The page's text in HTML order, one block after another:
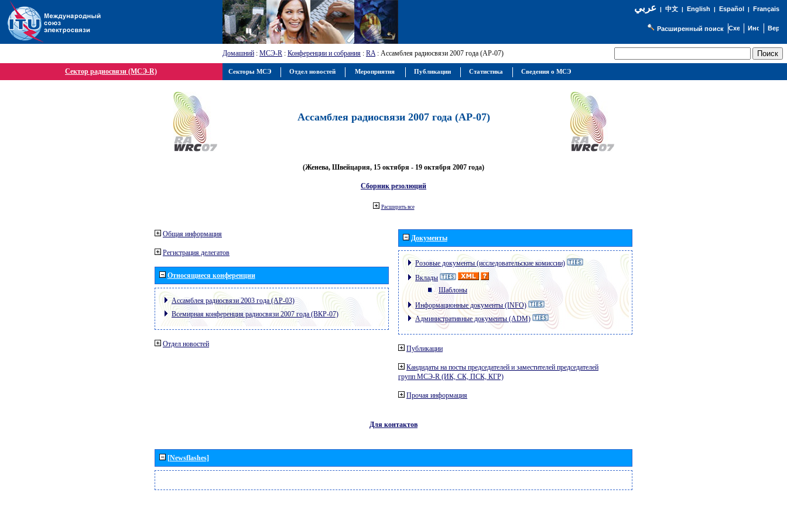
عربي| 中文| English | Español | Français
Расширенный поиск
Домашний : МСЭ-R : Конференции и собрания : RA: Ассамблея радиосвязи 2007 года (АР-07)
Сектор радиосвязи (МСЭ-R)
Ассамблея радиосвязи 2007 года (АР-07)
(Женева, Швейцария, 15 октября - 19 октября 2007 года)
Сборник резолюций
Расширить все
Общая информация
Регистрация делегатов
Относящиеся конференции
Ассамблея радиосвязи 2003 года (АР-03)
Всемирная конференция радиосвязи 2007 года (ВКР-07)
Отдел новостей
Документы
Розовые документы (исследовательские комиссии)
Вклады
Шаблоны
Информационные документы (INFO)
Административные документы (ADM)
Публикации
Кандидаты на посты председателей и заместителей председателей
групп МСЭ-R (ИК, СК, ПСК, КГР)
Прочая информация
Для контактов
[Newsflashes]
Секторы МСЭ Отдел новостей Мероприятия Публикации Статистика Сведения о МСЭ